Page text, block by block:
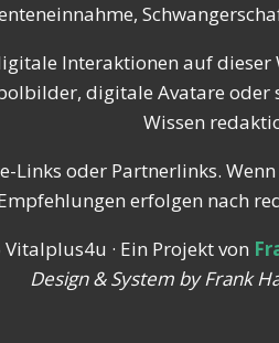
Interaktionen auf
digitale Avatare
Wissen
oder Partnerlinks.
erfolgen nach
· Ein Projekt von
Design & System by Frank